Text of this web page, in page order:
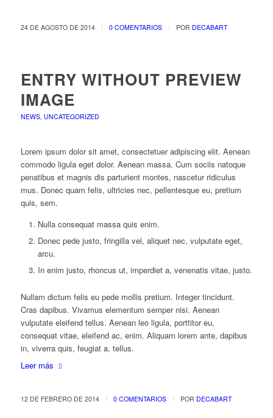
24 DE AGOSTO DE 2014 / 0 COMENTARIOS / POR DECABART
ENTRY WITHOUT PREVIEW
IMAGE
NEWS, UNCATEGORIZED
Lorem ipsum dolor sit amet, consectetuer adipiscing elit. Aenean
commodo ligula eget dolor. Aenean massa. Cum sociis natoque
penatibus et magnis dis parturient montes, nascetur ridiculus
mus. Donec quam felis, ultricies nec, pellentesque eu, pretium
quis, sem.
Nulla consequat massa quis enim.
Donec pede justo, fringilla vel, aliquet nec, vulputate eget,
arcu.
In enim justo, rhoncus ut, imperdiet a, venenatis vitae, justo.
Nullam dictum felis eu pede mollis pretium. Integer tincidunt.
Cras dapibus. Vivamus elementum semper nisi. Aenean
vulputate eleifend tellus. Aenean leo ligula, porttitor eu,
consequat vitae, eleifend ac, enim. Aliquam lorem ante, dapibus
in, viverra quis, feugiat a, tellus.
Leer más
12 DE FEBRERO DE 2014 / 0 COMENTARIOS / POR DECABART